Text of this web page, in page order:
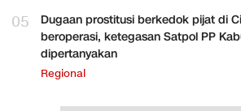
05
Dugaan prostitusi berkedok pijat di
beroperasi, ketegasan Satpol PP
dipertanyakan
Regional